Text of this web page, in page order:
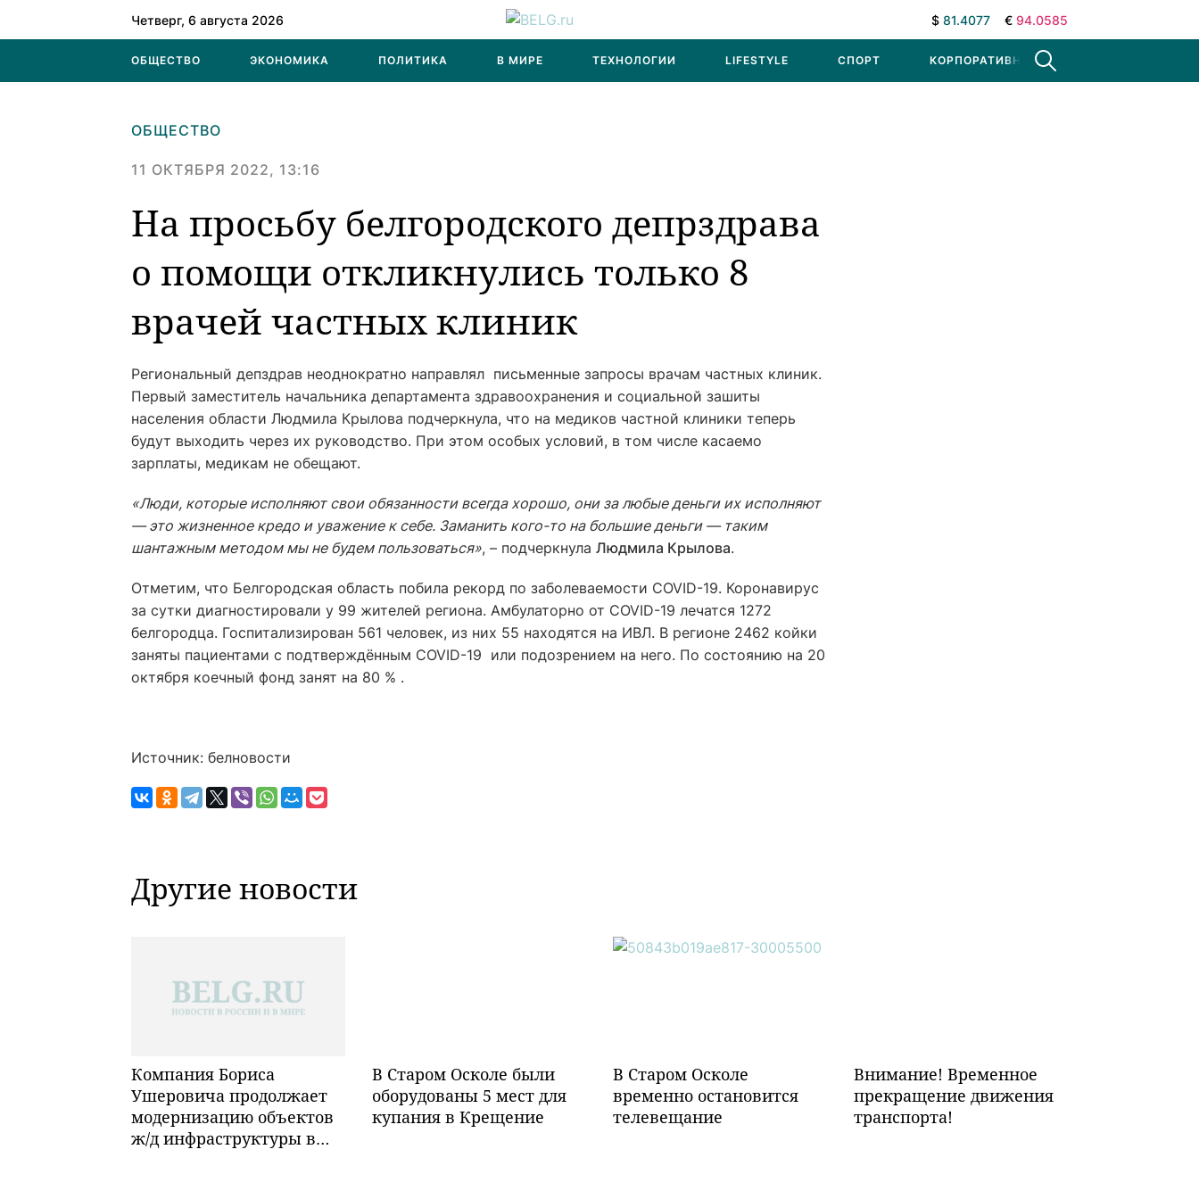
Четверг, 6 августа 2026 $ 81.4077 € 94.0585
ОБЩЕСТВО ЭКОНОМИКА ПОЛИТИКА В МИРЕ ТЕХНОЛОГИИ LIFESTYLE СПОРТ КОРПОРАТИВНЫЕ НОВОСТИ
ОБЩЕСТВО
11 ОКТЯБРЯ 2022, 13:16
На просьбу белгородского депрздрава
о помощи откликнулись только 8
врачей частных клиник
Региональный депздрав неоднократно направлял письменные запросы врачам частных клиник.
Первый заместитель начальника департамента здравоохранения и социальной зашиты
населения области Людмила Крылова подчеркнула, что на медиков частной клиники теперь
будут выходить через их руководство. При этом особых условий, в том числе касаемо
зарплаты, медикам не обещают.
«Люди, которые исполняют свои обязанности всегда хорошо, они за любые деньги их исполняют
— это жизненное кредо и уважение к себе. Заманить кого-то на большие деньги — таким
шантажным методом мы не будем пользоваться», – подчеркнула Людмила Крылова.
Отметим, что Белгородская область побила рекорд по заболеваемости COVID-19. Коронавирус
за сутки диагностировали у 99 жителей региона. Амбулаторно от COVID-19 лечатся 1272
белгородца. Госпитализирован 561 человек, из них 55 находятся на ИВЛ. В регионе 2462 койки
заняты пациентами с подтверждённым COVID-19 или подозрением на него. По состоянию на 20
октября коечный фонд занят на 80 % .
Источник: белновости
Другие новости
Компания Бориса
Ушеровича продолжает
модернизацию объектов
ж/д инфраструктуры в
В Старом Осколе были
оборудованы 5 мест для
купания в Крещение
В Старом Осколе
временно остановится
телевещание
Внимание! Временное
прекращение движения
транспорта!